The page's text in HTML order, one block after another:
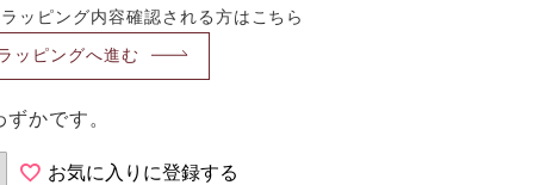
ッピング内容確認される方はこちら
ッピングへ進む
ずかです。
お気に入りに登録する